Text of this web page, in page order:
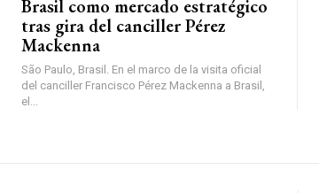
Brasil como mercado estratégico
tras gira del canciller Pérez
Mackenna
São Paulo, Brasil. En el marco de la visita oficial
del canciller Francisco Pérez Mackenna a Brasil,
el...